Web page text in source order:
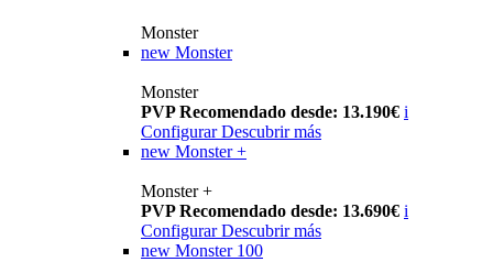
Monster
new Monster
Monster
PVP Recomendado desde: 13.190€ i
Configurar Descubrir más
new Monster +
Monster +
PVP Recomendado desde: 13.690€ i
Configurar Descubrir más
new Monster 100